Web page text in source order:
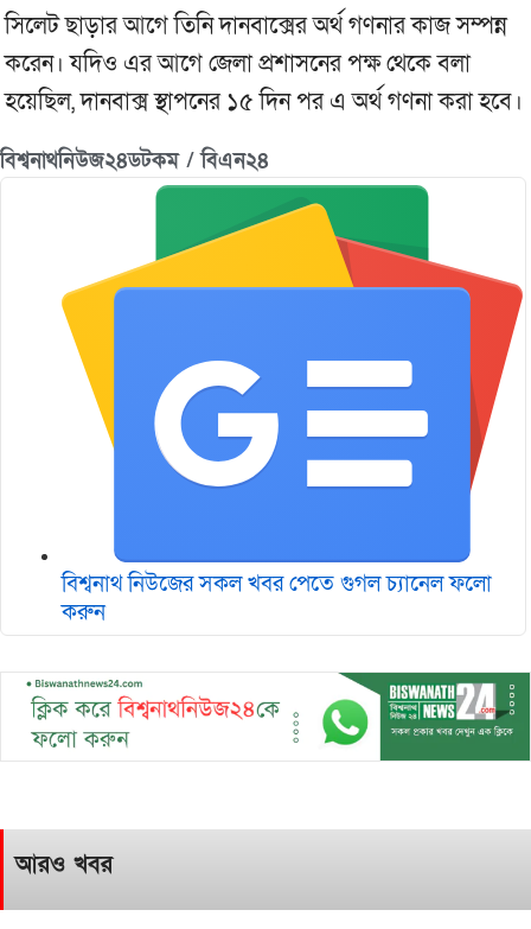
সিলেট ছাড়ার আগে তিনি দানবাক্সের অর্থ গণনার কাজ সম্পন্ন
করেন। যদিও এর আগে জেলা প্রশাসনের পক্ষ থেকে বলা
হয়েছিল, দানবাক্স স্থাপনের ১৫ দিন পর এ অর্থ গণনা করা হবে।
বিশ্বনাথনিউজ২৪ডটকম / বিএন২৪
বিশ্বনাথ নিউজের সকল খবর পেতে গুগল চ‌্যানেল ফলো
করুন
আরও খবর